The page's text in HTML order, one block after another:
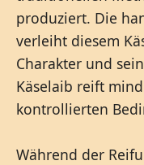
produziert. Die
verleiht diesem
Charakter und
Käselaib reift
kontrollierten
Während der